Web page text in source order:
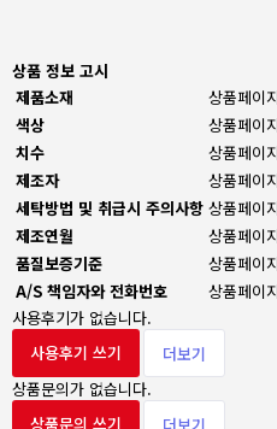
상품 정보 고시
제품소재
상품페이
색상
상품페이
치수
상품페이
제조자
상품페이
세탁방법 및 취급시 주의사항 상품페이
제조연월
상품페이
품질보증기준
상품페이
A/S 책임자와 전화번호
상품페이
사용후기가 없습니다.
사용후기 쓰기
더보기
상품문의가 없습니다.
상품문의 쓰기